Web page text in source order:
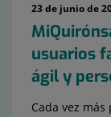
23 de junio de
usuarios
ágil y
Cada vez